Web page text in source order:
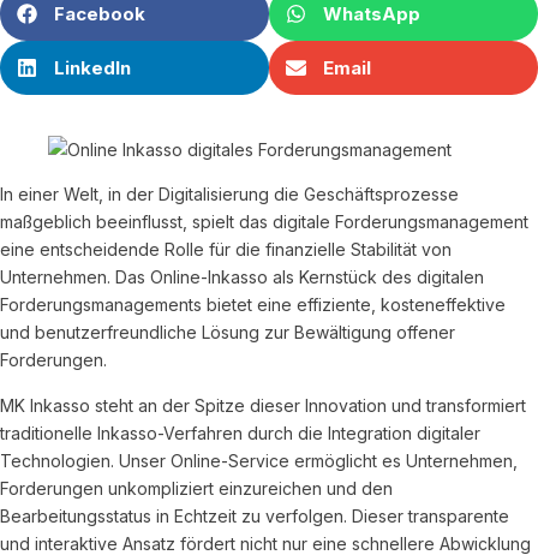
Facebook WhatsApp
LinkedIn Email
In einer Welt, in der Digitalisierung die Geschäftsprozesse
maßgeblich beeinflusst, spielt das digitale Forderungsmanagement
eine entscheidende Rolle für die finanzielle Stabilität von
Unternehmen. Das Online-Inkasso als Kernstück des digitalen
Forderungsmanagements bietet eine effiziente, kosteneffektive
und benutzerfreundliche Lösung zur Bewältigung offener
Forderungen.
MK Inkasso steht an der Spitze dieser Innovation und transformiert
traditionelle Inkasso-Verfahren durch die Integration digitaler
Technologien. Unser Online-Service ermöglicht es Unternehmen,
Forderungen unkompliziert einzureichen und den
Bearbeitungsstatus in Echtzeit zu verfolgen. Dieser transparente
und interaktive Ansatz fördert nicht nur eine schnellere Abwicklung